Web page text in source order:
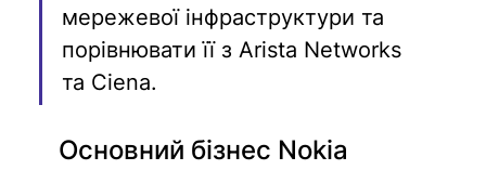
мережевої інфраструктури та
порівнювати її з Arista Networks
та Ciena.
Основний бізнес Nokia